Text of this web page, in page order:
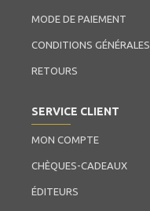
MODE DE PAIEMENT
CONDITIONS GÉNÉRALES
RETOURS
SERVICE CLIENT
MON COMPTE
CHÈQUES-CADEAUX
ÉDITEURS